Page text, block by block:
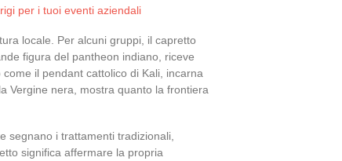
per i tuoi eventi aziendali
locale. Per alcuni gruppi, il capretto
figura del pantheon indiano, riceve
il pendant cattolico di Kali, incarna
Vergine nera, mostra quanto la frontiera
segnano i trattamenti tradizionali,
significa affermare la propria